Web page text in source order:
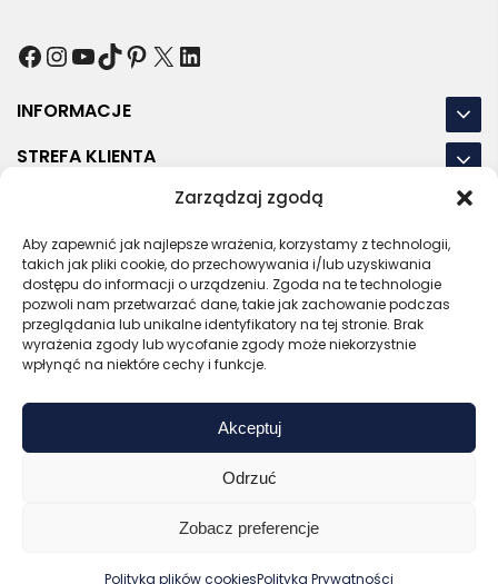
Zarządzaj zgodą
Aby zapewnić jak najlepsze wrażenia, korzystamy z technologii,
takich jak pliki cookie, do przechowywania i/lub uzyskiwania
dostępu do informacji o urządzeniu. Zgoda na te technologie
pozwoli nam przetwarzać dane, takie jak zachowanie podczas
przeglądania lub unikalne identyfikatory na tej stronie. Brak
wyrażenia zgody lub wycofanie zgody może niekorzystnie
wpłynąć na niektóre cechy i funkcje.
Akceptuj
Odrzuć
Zobacz preferencje
Polityka plików cookiesPolityka Prywatności
Facebook
Instagram
YouTube
TikTok
Pinterest
X LinkedIn
INFORMACJE
STREFA KLIENTA
NASZE LOKALIZACJE
OSTATNIE POSTY
RODOREGULAMINPOLITYKA PRYWATNOŚCI
Certyfikat SSL
Zaufany sprzedawca
Sprawdź opinie